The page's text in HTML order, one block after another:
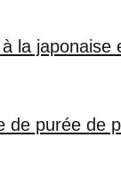
la japonaise
de purée de